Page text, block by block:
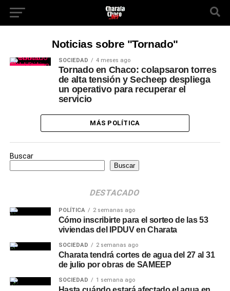
Noticias sobre "Tornado"
SOCIEDAD 4 meses ago
Tornado en Chaco: colapsaron torres
de alta tensión y Secheep despliega
un operativo para recuperar el
servicio
MÁS POLÍTICA
Buscar
Buscar
DESTACADO
POLÍTICA 2 semanas ago
Cómo inscribirte para el sorteo de las 53
viviendas del IPDUV en Charata
SOCIEDAD 2 semanas ago
Charata tendrá cortes de agua del 27 al 31
de julio por obras de SAMEEP
SOCIEDAD 1 semana ago